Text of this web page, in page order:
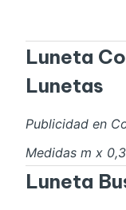
Luneta
Lunetas
Publicidad en
Medidas m x 0,3
Luneta